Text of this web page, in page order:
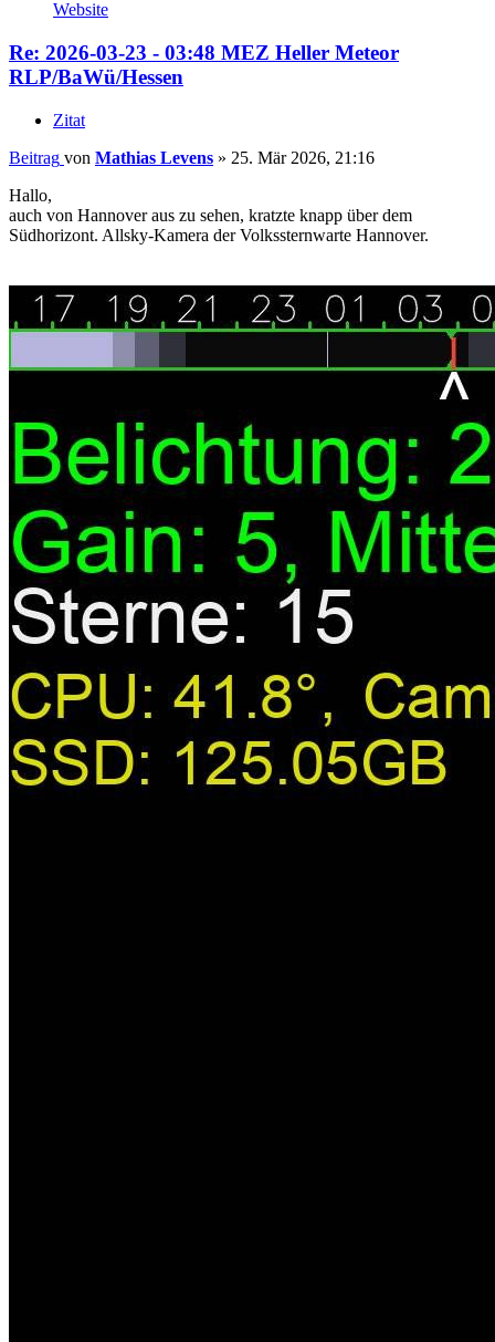
Website
Re: 2026-03-23 - 03:48 MEZ Heller Meteor
RLP/BaWü/Hessen
Zitat
Beitrag von Mathias Levens » 25. Mär 2026, 21:16
Hallo,
auch von Hannover aus zu sehen, kratzte knapp über dem
Südhorizont. Allsky-Kamera der Volkssternwarte Hannover.